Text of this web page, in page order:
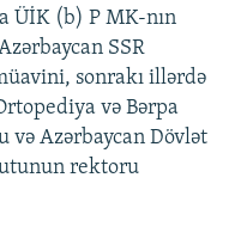
ÜİK (b) P MK-nın
SSR
sonrakı illərdə
və Bərpa
və Azərbaycan Dövlət
rektoru